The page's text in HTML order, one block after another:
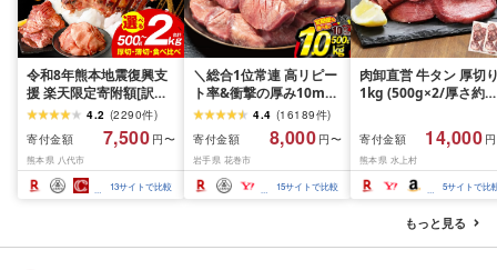
令和8年熊本地震復興支
援 楽天限定寄附額[訳あ
り]牛タン 500g〜2kg 肉
牛肉 訳あり 牛タン 冷凍
小分け 厚切り 薄切り 食
べ比べ 500g 1kg 1.5kg
2kg 牛 人気 ビーフ 牛た
ん ふるさと納税 ランキ
4.2 (2290件)
寄付金額
7,500 円〜
熊本県 八代市
13サイトで比較
＼総合1位常連 高リピー
ト率&衝撃の厚み10mm
厚切り牛タン 塩味/ ≪ス
ピード発送!!10営業日以
内発送≫ 選べる内容量
500g / 1kg 定期便 毎月
届く 牛肉 肉 BBQ ふるさ
と 人気 ランキング 岩手
4.4 (16189件)
寄付金額
8,000 円〜
岩手県 花巻市
15サイトで比較
肉卸直営 牛タン 厚切
1kg (500g×2/厚さ約
牛肉 焼肉 冷凍 スライ
業務用 バーベキュー
BBQ おつまみ ギフト
祝い お中元 夏ギフト
寄付金額 14,000
熊本県 水上村
5サイトで比
もっと見る